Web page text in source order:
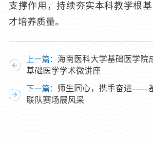
支撑作用，持续夯实本科教学根
才培养质量。
上一篇： 海南医科大学基础医学院
基础医学学术微讲座
下一篇： 师生同心，携手奋进——
联队赛场展风采